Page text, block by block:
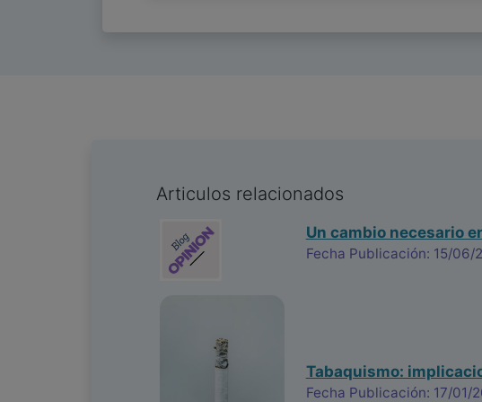
Articulos relacionados
Un cambio necesario
Fecha Publicación: 15/06/
Tabaquismo:
Fecha Publicación: 17/01/